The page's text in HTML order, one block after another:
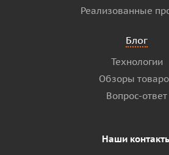
Реализованные
Блог
Технологии
Обзоры
Вопрос-ответ
Наши